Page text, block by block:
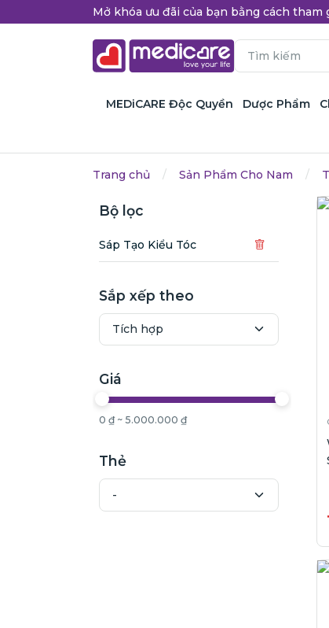
Mở khóa ưu đãi của bạn bằng cách tham
MEDiCARE Độc Quyền Dược Phẩm
Trang chủ Sản Phẩm Cho Nam
Bộ lọc
Sáp Tạo Kiểu Tóc
Sắp xếp theo
Giá
0 ₫ ~ 5.000.000 ₫
Thẻ